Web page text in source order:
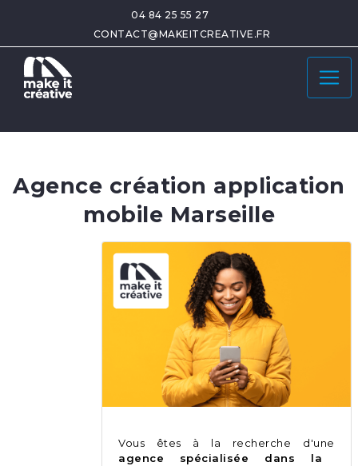
04 84 25 55 27
CONTACT@MAKEITCREATIVE.FR
Agence création application
mobile Marseille
Vous êtes à la recherche d'une
agence spécialisée dans la